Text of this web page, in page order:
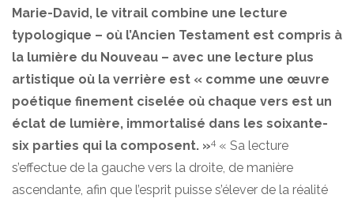
Marie-David, le vitrail combine une lecture
typologique – où l’Ancien Testament est compris à
la lumière du Nouveau – avec une lecture plus
artistique où la verrière est « comme une œuvre
poétique finement ciselée où chaque vers est un
éclat de lumière, immortalisé dans les soixante-
six parties qui la composent. »4 « Sa lecture
s’effectue de la gauche vers la droite, de manière
ascendante, afin que l’esprit puisse s’élever de la réalité